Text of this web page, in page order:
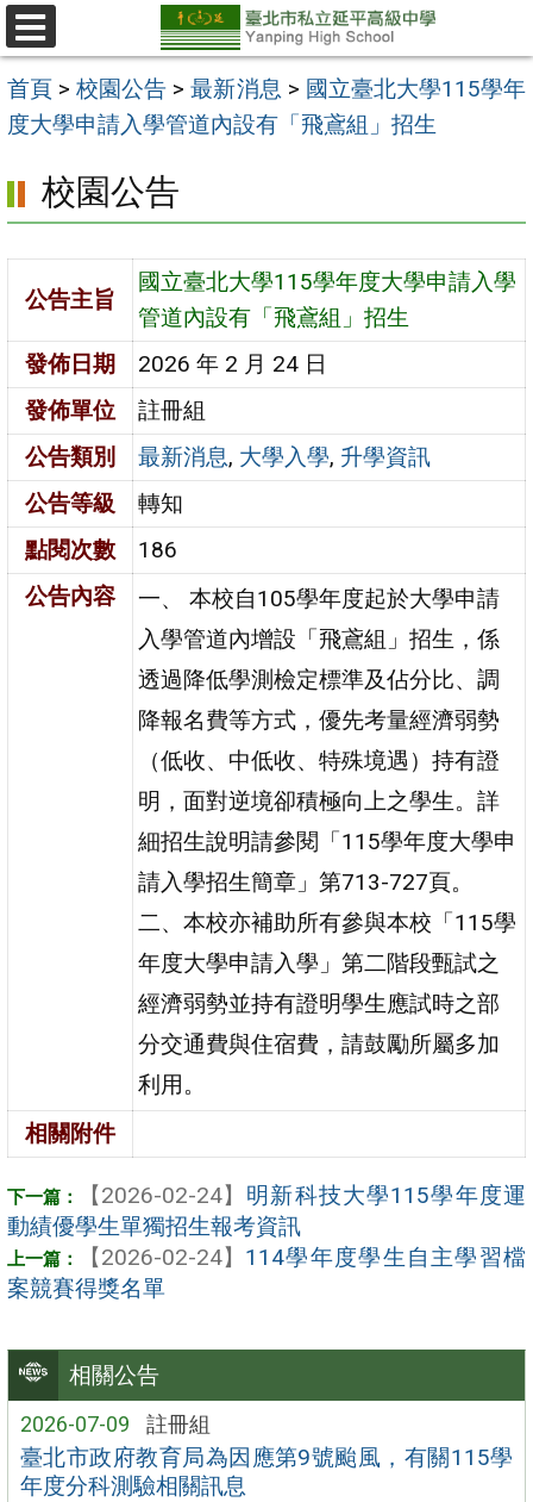
跳
至
主
要
區
選
單
首頁 >校園公告 >最新消息 > 國立臺北大學115學年
度大學申請入學管道內設有「飛鳶組」招生
相關公告
2026-07-09 註冊組
臺北市政府教育局為因應第9號颱風，有關115學
年度分科測驗相關訊息
校園公告
公告主旨
國立臺北大學115學年度大學申請入學
管道內設有「飛鳶組」招生
發佈日期
2026 年 2 月 24 日
發佈單位
註冊組
公告類別
最新消息, 大學入學, 升學資訊
公告等級
轉知
點閱次數
186
公告內容
一、 本校自105學年度起於大學申請
入學管道內增設「飛鳶組」招生，係
透過降低學測檢定標準及佔分比、調
降報名費等方式，優先考量經濟弱勢
（低收、中低收、特殊境遇）持有證
明，面對逆境卻積極向上之學生。詳
細招生說明請參閱「115學年度大學申
請入學招生簡章」第713-727頁。
二、本校亦補助所有參與本校「115學
年度大學申請入學」第二階段甄試之
經濟弱勢並持有證明學生應試時之部
分交通費與住宿費，請鼓勵所屬多加
利用。
相關附件
【2026-02-24】 明新科技大學115學年度運
動績優學生單獨招生報考資訊
【2026-02-24】 114學年度學生自主學習檔
案競賽得獎名單